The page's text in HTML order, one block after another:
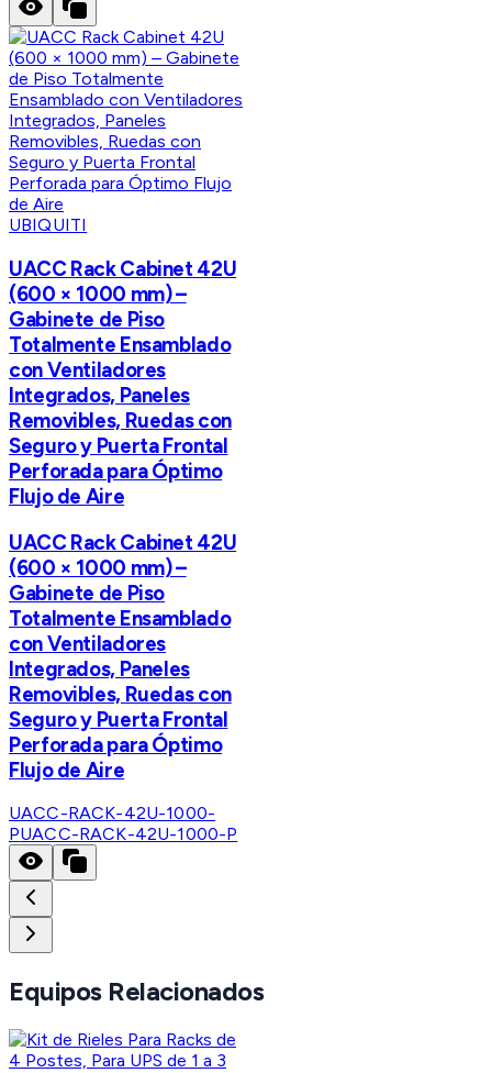
UBIQUITI
UACC Rack Cabinet 42U
(600 × 1000 mm) –
Gabinete de Piso
Totalmente Ensamblado
con Ventiladores
Integrados, Paneles
Removibles, Ruedas con
Seguro y Puerta Frontal
Perforada para Óptimo
Flujo de Aire
UACC Rack Cabinet 42U
(600 × 1000 mm) –
Gabinete de Piso
Totalmente Ensamblado
con Ventiladores
Integrados, Paneles
Removibles, Ruedas con
Seguro y Puerta Frontal
Perforada para Óptimo
Flujo de Aire
UACC-RACK-42U-1000-
PUACC-RACK-42U-1000-P
Equipos Relacionados